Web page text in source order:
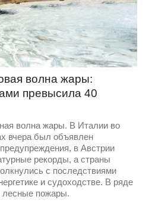
волна жары:
превысила 40
волна жары. В Италии во
вчера был объявлен
в Австрии
рекорды, а страны
с последствиями
и судоходстве. В ряде
лесные пожары.